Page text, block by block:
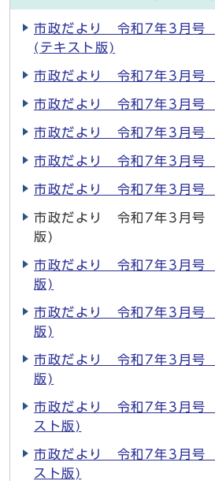
市政だより 令和7年3月
(テキスト版)
市政だより 令和7年3月号
市政だより 令和7年3月号
市政だより 令和7年3月号
市政だより 令和7年3月号
市政だより 令和7年3月号
市政だより 令和7年3月号
版)
市政だより 令和7年3月号
版)
市政だより 令和7年3月号
版)
市政だより 令和7年3月号
版)
市政だより 令和7年3月
スト版)
市政だより 令和7年3月
スト版)